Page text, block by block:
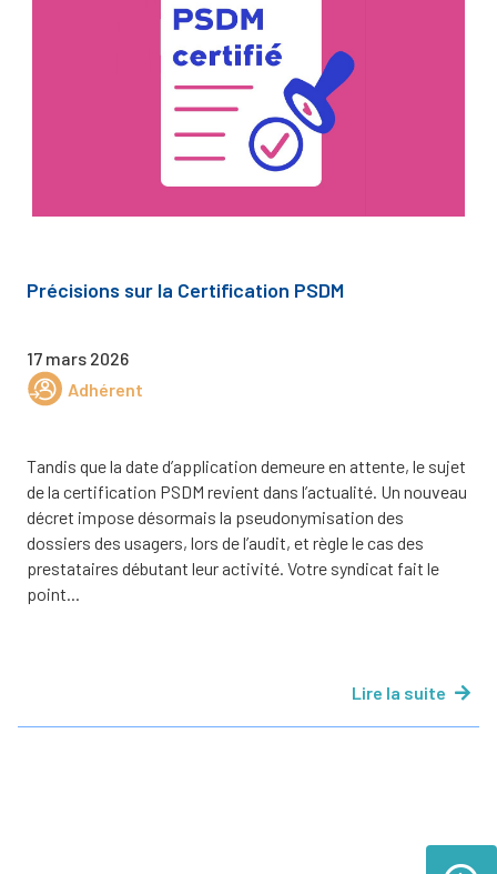
Précisions sur la Certification PSDM
17 mars 2026
Adhérent
Tandis que la date d’application demeure en attente, le sujet
de la certification PSDM revient dans l’actualité. Un nouveau
décret impose désormais la pseudonymisation des
dossiers des usagers, lors de l’audit, et règle le cas des
prestataires débutant leur activité. Votre syndicat fait le
point...
Lire la suite